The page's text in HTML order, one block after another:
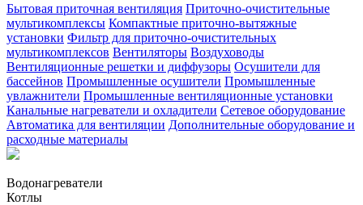
Бытовая приточная вентиляция Приточно-очистительные
мультикомплексы Компактные приточно-вытяжные
установки Фильтр для приточно-очистительных
мультикомплексов Вентиляторы Воздуховоды
Вентиляционные решетки и диффузоры Осушители для
бассейнов Промышленные осушители Промышленные
увлажнители Промышленные вентиляционные установки
Канальные нагреватели и охладители Сетевое оборудование
Автоматика для вентиляции Дополнительные оборудование и
расходные материалы
Водонагреватели
Котлы